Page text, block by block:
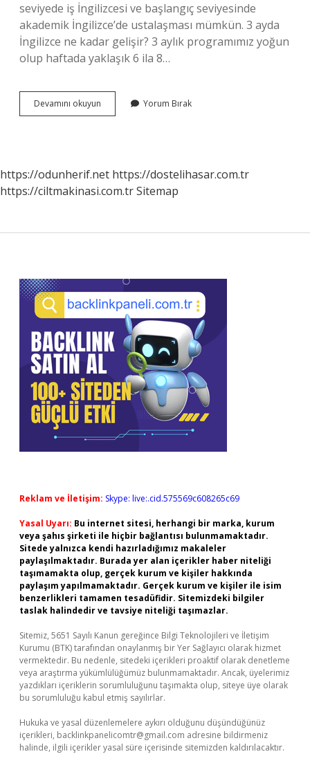
seviyede iş İngilizcesi ve başlangıç ​​seviyesinde
akademik İngilizce’de ustalaşması mümkün. 3 ayda
İngilizce ne kadar gelişir? 3 aylık programımız yoğun
olup haftada yaklaşık 6 ila 8…
Devamını okuyun
Ayda
Yorum Bırak
https://odunherif.net https://dostelihasar.com.tr
https://ciltmakinasi.com.trSitemap
Sidebar
Reklam ve İletişim: Skype: live:.cid.575569c608265c69
Yasal Uyarı: Bu internet sitesi, herhangi bir marka, kurum
veya şahıs şirketi ile hiçbir bağlantısı bulunmamaktadır.
Sitede yalnızca kendi hazırladığımız makaleler
paylaşılmaktadır. Burada yer alan içerikler haber niteliği
taşımamakta olup, gerçek kurum ve kişiler hakkında
paylaşım yapılmamaktadır. Gerçek kurum ve kişiler ile isim
benzerlikleri tamamen tesadüfidir. Sitemizdeki bilgiler
taslak halindedir ve tavsiye niteliği taşımazlar.
Sitemiz, 5651 Sayılı Kanun gereğince Bilgi Teknolojileri ve İletişim
Kurumu (BTK) tarafından onaylanmış bir Yer Sağlayıcı olarak hizmet
vermektedir. Bu nedenle, sitedeki içerikleri proaktif olarak denetleme
veya araştırma yükümlülüğümüz bulunmamaktadır. Ancak, üyelerimiz
yazdıkları içeriklerin sorumluluğunu taşımakta olup, siteye üye olarak
bu sorumluluğu kabul etmiş sayılırlar.
Hukuka ve yasal düzenlemelere aykırı olduğunu düşündüğünüz
içerikleri, backlinkpanelicomtr@gmail.com adresine bildirmeniz
halinde, ilgili içerikler yasal süre içerisinde sitemizden kaldırılacaktır.